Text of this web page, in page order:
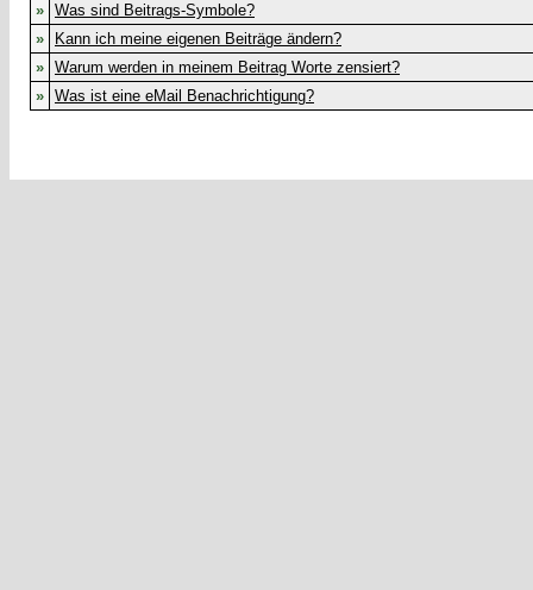
» Was sind Beitrags-Symbole?
»
Kann ich meine eigenen Beiträge ändern?
» Warum werden in meinem Beitrag Worte zensiert?
» Was ist eine eMail Benachrichtigung?